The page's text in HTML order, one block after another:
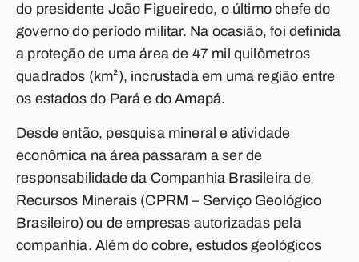
do presidente João Figueiredo, o último chefe do
governo do período militar. Na ocasião, foi definida
a proteção de uma área de 47 mil quilômetros
quadrados (km²), incrustada em uma região entre
os estados do Pará e do Amapá.
Desde então, pesquisa mineral e atividade
econômica na área passaram a ser de
responsabilidade da Companhia Brasileira de
Recursos Minerais (CPRM – Serviço Geológico
Brasileiro) ou de empresas autorizadas pela
companhia. Além do cobre, estudos geológicos